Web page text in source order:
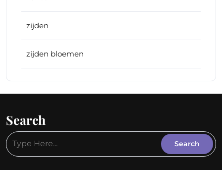
zijden
zijden bloemen
Search